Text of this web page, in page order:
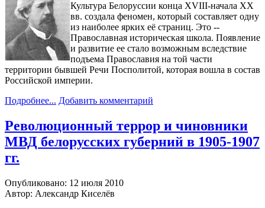
Культура Белоруссии конца XVIII-начала XX
вв. создала феномен, который составляет одну
из наиболее ярких её страниц. Это --
Православная историческая школа. Появление
и развитие ее стало возможным вследствие
подъема Православия на той части
территории бывшей Речи Посполитой, которая вошла в состав
Российской империи.
Подробнее... Добавить комментарий
Революционный террор и чиновники
МВД белорусских губерний в 1905-1907
гг.
Опубликовано: 12 июля 2010
Автор: Александр Киселёв